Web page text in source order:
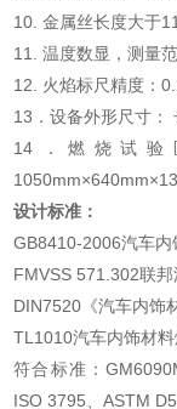
10. 金属丝长度大于
11. 温度数显，测量
12. 火焰标尺精度：
13．设备外形尺寸：
14．燃烧试
设计标准：
GB8410-2006汽车内
FMVSS 571.302联
DIN7520《汽车内饰
TL1010汽车内饰材
符合标准：
ISO 3795、ASTM